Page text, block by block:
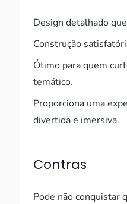
Design detalhado
Construção
Ótimo para quem
temático.
Proporciona uma
divertida e imersiva.
Contras
Pode não conquistar